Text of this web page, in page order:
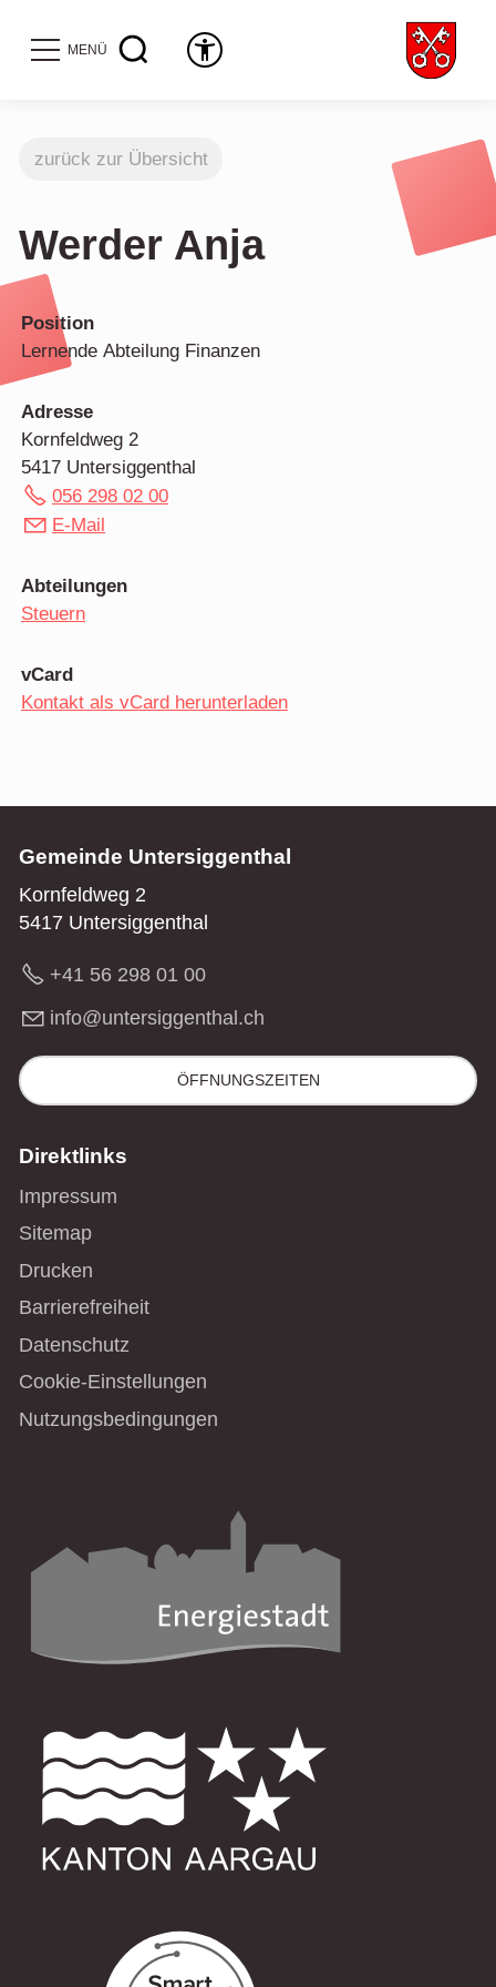
MENÜ
zurück zur Übersicht
Werder Anja
Position
Lernende Abteilung Finanzen
Adresse
Kornfeldweg 2
5417 Untersiggenthal
056 298 02 00
E-Mail
Abteilungen
Steuern
vCard
Kontakt als vCard herunterladen
Gemeinde Untersiggenthal
Kornfeldweg 2
5417 Untersiggenthal
+41 56 298 01 00
nf
nt rs gg nth l ch
ÖFFNUNGSZEITEN
Direktlinks
Impressum
Sitemap
Drucken
Barrierefreiheit
Datenschutz
Cookie-Einstellungen
Nutzungsbedingungen